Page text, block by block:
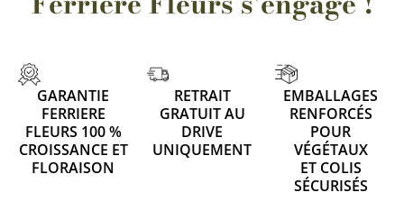
GARANTIE
FERRIERE
FLEURS 100 %
CROISSANCE ET
FLORAISON
RETRAIT
GRATUIT AU
DRIVE
UNIQUEMENT
EMBALLAGES
RENFORCÉS
POUR
VÉGÉTAUX
ET COLIS
SÉCURISÉS